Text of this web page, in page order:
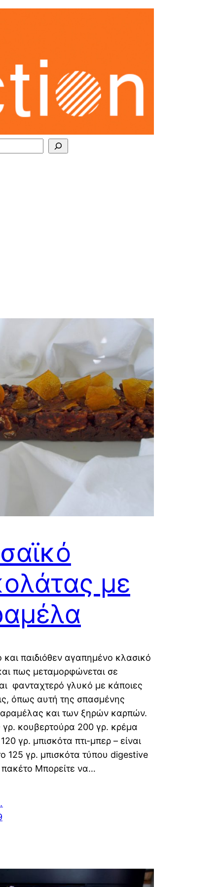
με
παιδιόθεν αγαπημένο κλασικό
πως μεταμορφώνεται σε
φανταχτερό γλυκό με κάποιες
όπως αυτή της σπασμένης
και των ξηρών καρπών.
γρ. κουβερτούρα 200 γρ. κρέμα
γρ. μπισκότα πτι-μπερ – είναι
125 γρ. μπισκότα τύπου digestive
πακέτο Μπορείτε να…